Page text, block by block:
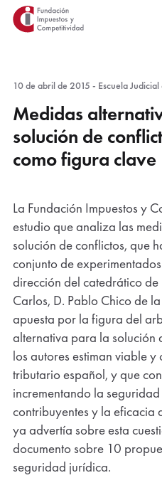
Saltar
Principal
10 de abril de 2015 - Escuela
Medidas
solución de
como figura clave
La Fundación Impuestos y
estudio que analiza las
solución de conflictos, que
conjunto de
dirección del catedrático de
Carlos, D. Pablo Chico de
apuesta por la figura del
alternativa para la solución
los autores estiman viable
tributario español, y que
incrementando la
contribuyentes y la eficacia
ya advertía sobre esta
documento sobre 10
seguridad jurídica.